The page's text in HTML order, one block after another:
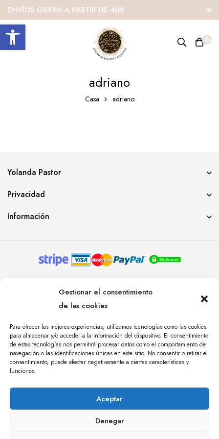
Abrir barra de herramientas
Gestionar el consentimiento
de las cookies
Para ofrecer las mejores experiencias, utilizamos tecnologías como las cookies
para almacenar y/o acceder a la información del dispositivo. El consentimiento
de estas tecnologías nos permitirá procesar datos como el comportamiento de
navegación o las identificaciones únicas en este sitio. No consentir o retirar el
consentimiento, puede afectar negativamente a ciertas características y
funciones.
Aceptar
Denegar
ENVÍOS GRATIS A PARTIR DE 40€
0
adriano
Casa adriano
Yolanda Pastor
Privacidad
Información
RESERVADOS. AGENCIA DE COMUNICACIÓN
ÁNGULO TRES.